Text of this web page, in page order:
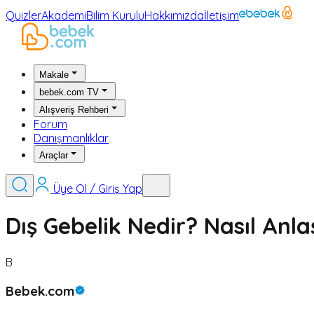
QuizlerAkademiBilim KuruluHakkımızdaİletişim
Makale
bebek.com TV
Alışveriş Rehberi
Forum
Danışmanlıklar
Araçlar
Üye Ol / Giriş Yap
Dış Gebelik Nedir? Nasıl
B
Bebek.com